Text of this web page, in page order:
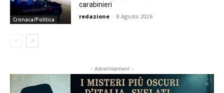
Cronaca/Politica
carabinieri
redazione - 8 Agosto 2026
- Advertisement -